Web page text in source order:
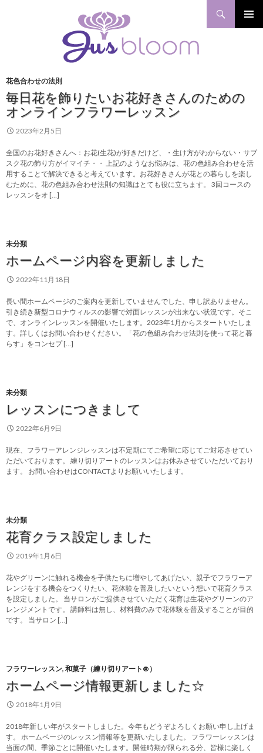
コンテンツへスキップ
花色合わせの法則
毎日花を飾りたいお花好きさんのための
オンラインフラワーレッスン
2023年2月5日
全国のお花好きさんへ：お花(生花)が好きだけど、・生け方がわからない・サブ
スク花の飾り方がイマイチ・・ 上記のようなお悩みは、花の色組み合わせを活
用することで解決できると考えています。お花好きさんが花との暮らしを楽し
むために、花の色組み合わせ法則の知識はとても役に立ちます。 3回コースの
レッスンをオ […]
未分類
ホームページ内容を更新しました
2022年11月18日
長い間ホームページのご案内を更新していませんでした、申し訳ありません。
引き続き新型コロナウィルスの影響で対面レッスンが出来ない状況です。そこ
で、オンラインレッスンを開催いたします。2023年1月からスタートいたしま
す。詳しくはお問い合わせください。「花の色組み合わせ法則を使って花と暮
らす」をコンセプ […]
未分類
レッスンにつきまして
2022年6月9日
現在、フラワーアレンジレッスンは不定期にてご希望に応じてご対応させてい
ただいております。 練り切りアートのレッスンはお休みさせていただいており
ます。 お問い合わせはCONTACTよりお願いいたします。
未分類
花育クラス設定しました
2019年1月6日
花やグリーンに触れる機会を子供たちに増やしてあげたい、親子でフラワーア
レンジをする機会をつくりたい、花体験を普及したいという想いで花育クラス
を設定しました。 当サロンがご提供させていただく花育は生花やグリーンのア
レンジメントです。 講師料は無し、材料費のみで花体験を普及することが目的
です。 当サロン […]
フラワーレッスン, 和菓子（練り切りアート®）
ホームページ情報更新しました☆
2018年1月9日
2018年新しい年がスタートしました。今年もどうぞよろしくお願い申し上げま
す。 ホームページのレッスン情報等を更新いたしました。 フラワーレッスンは
当面の間、季節ごとに開催いたします。開催時期が限られる分、皆様に楽しく